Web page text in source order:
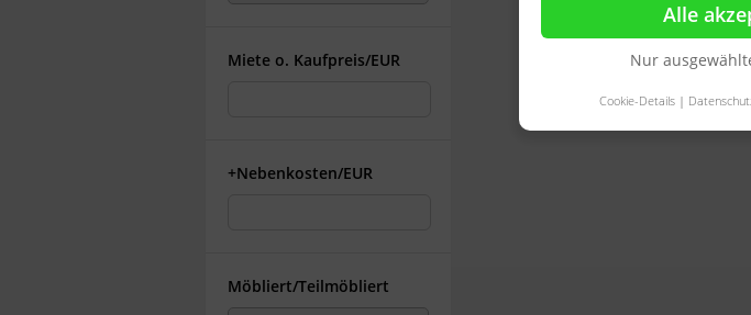
Alle
Nur
Cookie-Details|
Miete o. Kaufpreis/EUR
+Nebenkosten/EUR
Möbliert/Teilmöbliert